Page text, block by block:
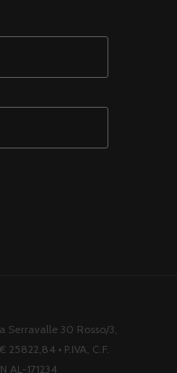
Serravalle 30 Rosso/3,
25822,84 • P.IVA, C.F.
AL-171234